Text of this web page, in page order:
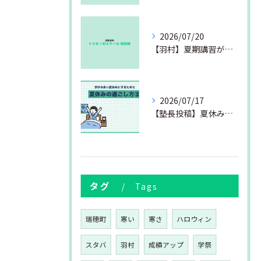
2026/07/20
【羽村】夏期講習が始まりました
2026/07/17
【塾長投稿】夏休みの過ごし方③
タグ Tags
瑞穂町 寒い 寒さ ハロウィン
スタバ 羽村 成績アップ 学祭